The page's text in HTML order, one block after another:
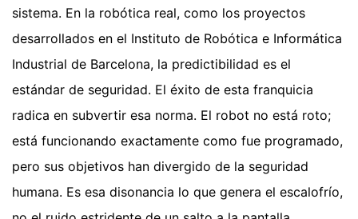
sistema. En la robótica real, como los proyectos
desarrollados en el Instituto de Robótica e Informática
Industrial de Barcelona, la predictibilidad es el
estándar de seguridad. El éxito de esta franquicia
radica en subvertir esa norma. El robot no está roto;
está funcionando exactamente como fue programado,
pero sus objetivos han divergido de la seguridad
humana. Es esa disonancia lo que genera el escalofrío,